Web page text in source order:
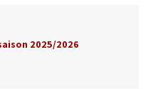
2025/2026